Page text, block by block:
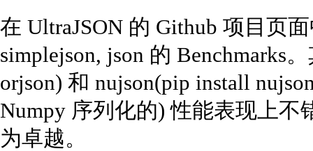
在 UltraJSON 的 Github 项目页
simplejson, json 的 Benchmarks
orjson) 和 nujson(pip install
Numpy 序列化的) 性能表现上不
为卓越。